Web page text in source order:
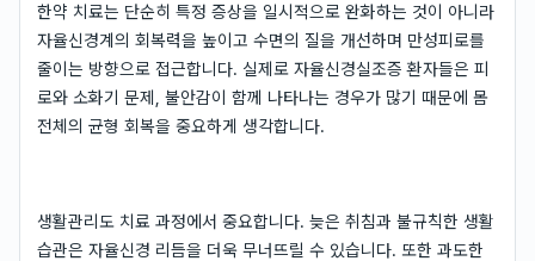
한약 치료는 단순히 특정 증상을 일시적으로 완화하는 것이 아니라
자율신경계의 회복력을 높이고 수면의 질을 개선하며 만성피로를
줄이는 방향으로 접근합니다. 실제로 자율신경실조증 환자들은 피
로와 소화기 문제, 불안감이 함께 나타나는 경우가 많기 때문에 몸
전체의 균형 회복을 중요하게 생각합니다.
생활관리도 치료 과정에서 중요합니다. 늦은 취침과 불규칙한 생활
습관은 자율신경 리듬을 더욱 무너뜨릴 수 있습니다. 또한 과도한